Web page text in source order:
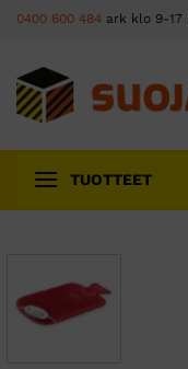
Skip
content
0400 600 484 ark klo 9-17 |
TUOTTEET